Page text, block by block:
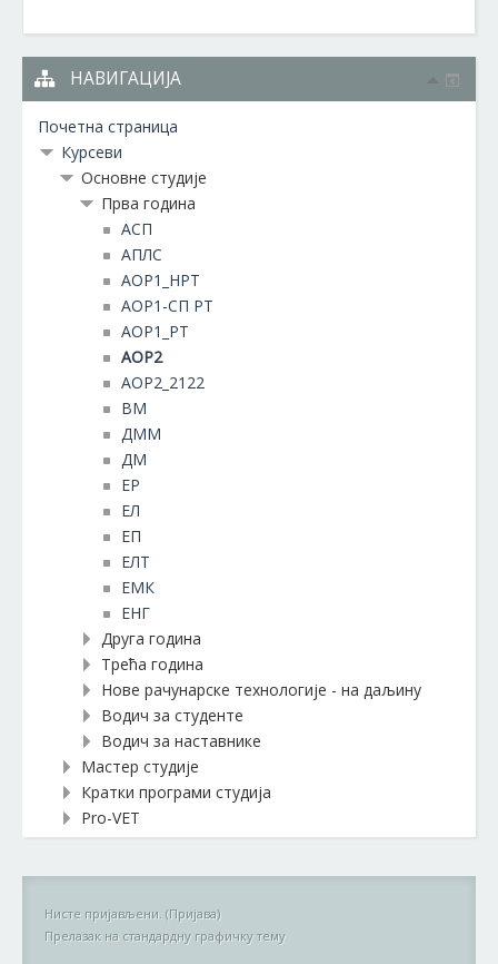
НАВИГАЦИЈА
Почетна страница
Курсеви
Основне студије
Прва година
АСП
АПЛС
АОР1_НРТ
АОР1-СП РТ
АОР1_РТ
АОР2
АОР2_2122
ВМ
ДММ
ДМ
EР
ЕЛ
ЕП
ЕЛТ
ЕМК
ЕНГ
Друга година
Трећа година
Нове рачунарске технологије - на даљину
Водич за студенте
Водич за наставнике
Мастер студије
Кратки програми студија
Pro-VET
Нисте пријављени. (Пријава)
Прелазак на стандардну графичку тему